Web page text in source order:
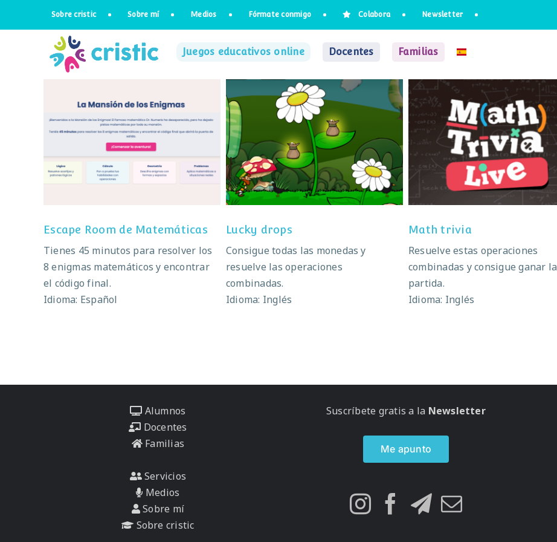
Sobre cristic Sobre mí Medios Fórmate conmigo Colabora Newsletter
Juegos educativos online Docentes Familias
Escape Room de Matemáticas
Escape Room de Matemáticas
Tienes 45 minutos para resolver los
8 enigmas matemáticos y encontrar
el código final.
Idioma: Español
Lucky drops
Lucky drops
Consigue todas las monedas y
resuelve las operaciones
combinadas.
Idioma: Inglés
Math trivia
Math trivia
Resuelve estas operaciones
combinadas y consigue ganar la
partida.
Idioma: Inglés
Alumnos
Docentes
Familias
Servicios
Medios
Sobre mí
Sobre cristic
Suscríbete gratis a la Newsletter
Me apunto